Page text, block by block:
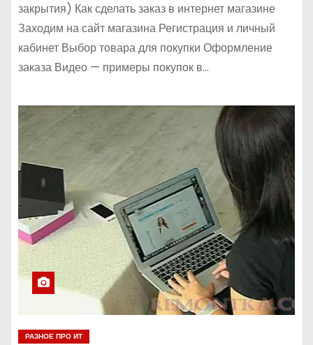
закрытия) Как сделать заказ в интернет магазине
Заходим на сайт магазина Регистрация и личный
кабинет Выбор товара для покупки Оформление
заказа Видео — примеры покупок в…
РАЗНОЕ ПРО ИТ